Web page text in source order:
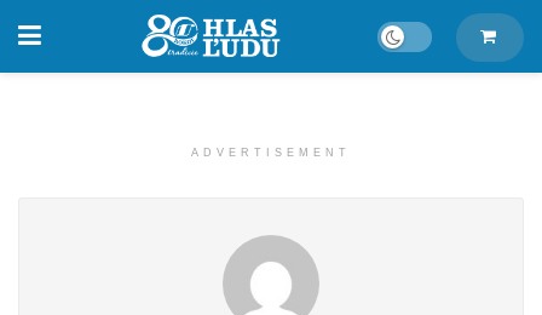
ADVERTISEMENT